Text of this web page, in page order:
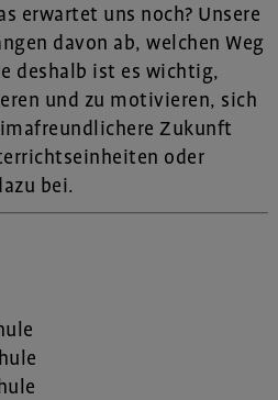
erwartet uns noch? Unsere
davon ab, welchen Weg
deshalb ist es wichtig,
und zu motivieren, sich
Zukunft
oder
bei.